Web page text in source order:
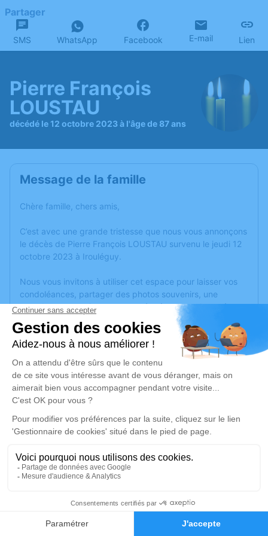
Faire-part Hommages
Partager
SMS WhatsApp Facebook E-mail Lien
Pierre François
LOUSTAU
décédé le 12 octobre 2023 à l'âge de 87 ans
Message de la famille
Chère famille, chers amis,
C’est avec une grande tristesse que nous vous annonçons
le décès de Pierre François LOUSTAU survenu le jeudi 12
octobre 2023 à Irouléguy.
Nous vous invitons à utiliser cet espace pour laisser vos
condoléances, partager des photos souvenirs, une
anecdote ou exprimer vos pensées à travers des poèmes
ou des textes. Cet endroit est un lieu d'expression dédié à
honorer la mémoire de Pierre François LOUSTAU.
Je rends hommage
Cérémonie religieuse
samedi 14 octobre 2023 à 15h30
Église Saint Vincent d'Irouléguy
Déroulé des obsèques